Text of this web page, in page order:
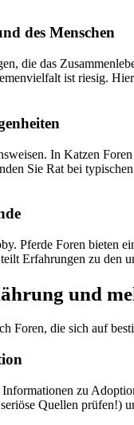
des Menschen
die das
ist riesig.
In Katzen
Sie Rat bei
Pferde Foren bieten
Erfahrungen zu den
und
Foren, die sich auf
zu
Quellen prüfen!)